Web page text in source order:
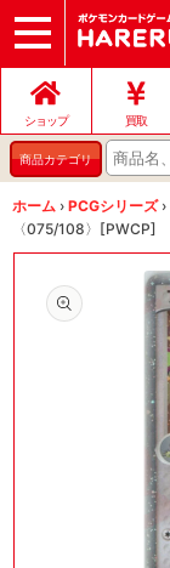
ショップ
店頭買取
ネット買取
店舗一覧
イベント
お問い合わせ
ショップ 買取
商品カテゴリ
ホーム › PCGシリーズ ›
〈075/108〉[PWCP]